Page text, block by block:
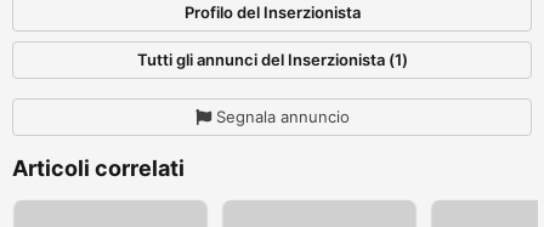
Profilo del Inserzionista
Tutti gli annunci del Inserzionista (1)
Segnala annuncio
Articoli correlati